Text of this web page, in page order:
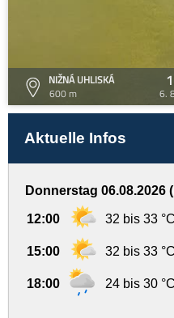
NIŽNÁ UHLISKÁ
600 m
6.
Aktuelle Infos
Donnerstag 06.08.2026
12:00 32 bis 33 °C
15:00 32 bis 33 °C
18:00 24 bis 30 °C